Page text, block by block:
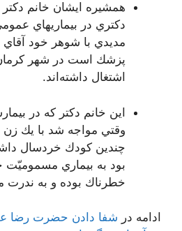
همشيره ايشان خانم
دكتري در بيماريهاي
مديدي با شوهر خود آقاي
پزشك است در شهر
اشتغال داشته‌اند.
اين خانم دكتر كه در
وقتي مواجه شد با يك زن
چندين كودك خردسال
بود به بيماري مسموميّت
خطرناك بوده و به ندرت
ادامه در شفا دادن حضرت رضا